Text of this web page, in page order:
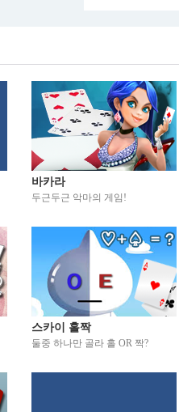
바카라
두근두근 악마의 게임!
스카이 홀짝
둘중 하나만 골라 홀 OR 짝?